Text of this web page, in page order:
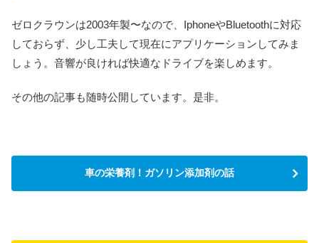
ゼロクラウンは2003年製〜なので、IphoneやBluetoothに対応
しておらず、少し工夫して現在にアプリケーションしてみま
しょう。音響が良ければ快適なドライブを楽しめます。
その他の記事も随時公開しています。是非。
車の栄養剤！ガソリン添加剤の話